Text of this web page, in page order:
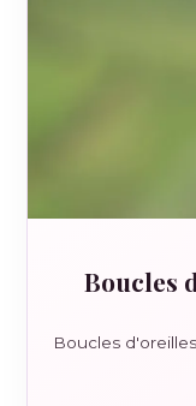
Boucles
Boucles